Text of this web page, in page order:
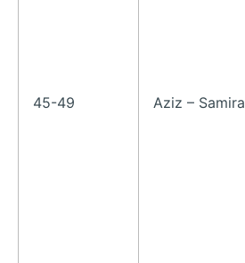
45-49 Aziz – Samira